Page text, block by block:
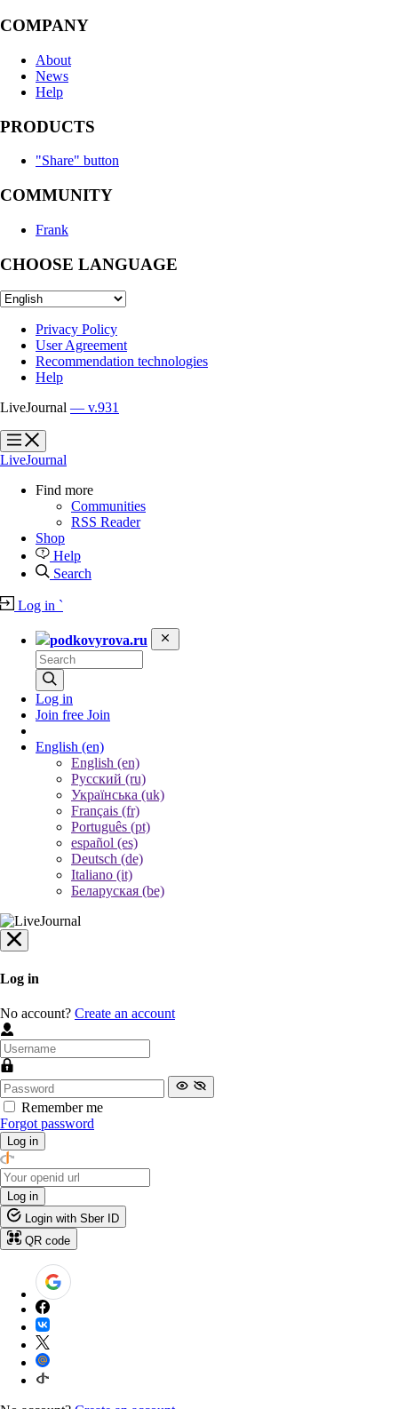
COMPANY
About
News
Help
PRODUCTS
"Share" button
COMMUNITY
Frank
CHOOSE LANGUAGE
Privacy Policy
User Agreement
Recommendation technologies
Help
LiveJournal — v.931
?
?
LiveJournal
Find more
Communities
RSS Reader
Shop
Help
Search
Log in `
podkovyrova.ru
Log in
Join free Join
English (en)
English (en)
Русский (ru)
Українська (uk)
Français (fr)
Português (pt)
español (es)
Deutsch (de)
Italiano (it)
Беларуская (be)
Log in
No account? Create an account
Remember me
Forgot password
Log in
Log in
Login with Sber ID
QR code